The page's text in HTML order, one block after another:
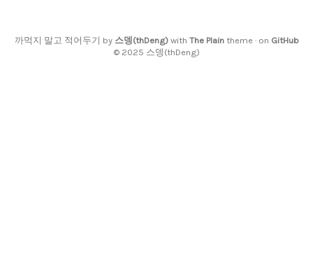
까먹지 말고 적어두기 by 스뎅(thDeng)with The Plaintheme · on GitHub
© 2025 스뎅(thDeng)